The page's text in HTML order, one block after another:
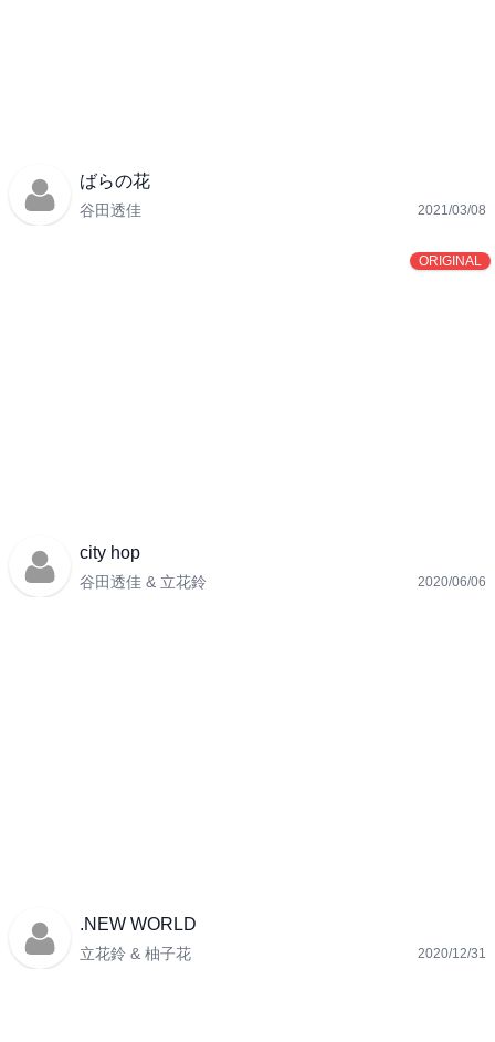
ばらの花
谷田透佳 2021/03/08
ORIGINAL
city hop
谷田透佳 & 立花鈴 2020/06/06
.NEW WORLD
立花鈴 & 柚子花 2020/12/31